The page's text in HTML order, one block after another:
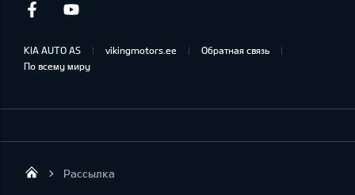
Facebook
KIA AUTO AS vikingmotors.ee
Обратная связь
По всему миру
Viking Motors - Kia продажа,
Рассылка